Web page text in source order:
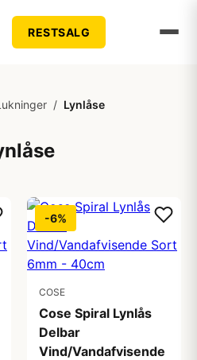
RESTSALG
/ Lynlåse
-6%
COSE
Cose Spiral Lynlås
Delbar
Vind/Vandafvisende